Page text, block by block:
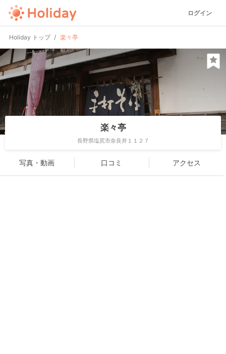
ログイン
Holiday トップ 楽々亭
楽々亭
長野県塩尻市奈良井１１２７
写真・動画 口コミ アクセス